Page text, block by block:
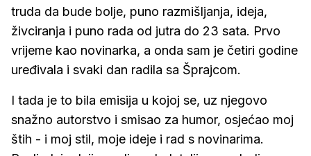
truda da bude bolje, puno razmišljanja, ideja,
živciranja i puno rada od jutra do 23 sata. Prvo
vrijeme kao novinarka, a onda sam je četiri godine
uređivala i svaki dan radila sa Šprajcom.
I tada je to bila emisija u kojoj se, uz njegovo
snažno autorstvo i smisao za humor, osjećao moj
štih - i moj stil, moje ideje i rad s novinarima.